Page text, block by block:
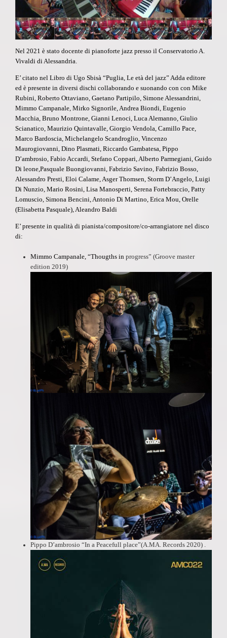
Nel 2021 è stato docente di pianoforte jazz presso il Conservatorio A.
Vivaldi di Alessandria.
E’ citato nel Libro di Ugo Sbisà “Puglia, Le età del jazz” Adda editore
ed è presente in diversi dischi collaborando e suonando con con Mike
Rubini, Roberto Ottaviano, Gaetano Partipilo, Simone Alessandrini,
Mimmo Campanale, Mirko Signorile, Andrea Biondi, Eugenio
Macchia, Bruno Montrone, Gianni Lenoci, Luca Alemanno, Giulio
Scianatico, Maurizio Quintavalle, Giorgio Vendola, Camillo Pace,
Marco Bardoscia, Michelangelo Scandroglio, Vincenzo
Maurogiovanni, Dino Plasmati, Riccardo Gambatesa, Pippo
D’ambrosio, Fabio Accardi, Stefano Coppari, Alberto Parmegiani, Guido
Di leone,Pasquale Buongiovanni, Fabrizio Savino, Fabrizio Bosso,
Alessandro Presti, Eloi Calame, Asger Thomsen, Storm D’Angelo, Luigi
Di Nunzio, Mario Rosini, Lisa Manosperti, Serena Fortebraccio, Patty
Lomuscio, Simona Bencini, Antonio Di Martino, Erica Mou, Orelle
(Elisabetta Pasquale), Aleandro Baldi
E’ presente in qualità di pianista/compositore/co-arrangiatore nel disco
di:
Mimmo Campanale, “Thougths in progress” (Groove master
edition 2019)
Pippo D’ambrosio “In a Peacefull place”(A.MA. Records 2020) .